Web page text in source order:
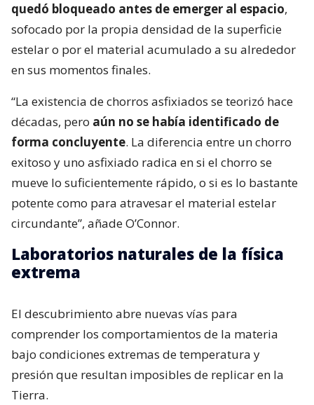
quedó bloqueado antes de emerger al espacio,
sofocado por la propia densidad de la superficie
estelar o por el material acumulado a su alrededor
en sus momentos finales.
“La existencia de chorros asfixiados se teorizó hace
décadas, pero aún no se había identificado de
forma concluyente. La diferencia entre un chorro
exitoso y uno asfixiado radica en si el chorro se
mueve lo suficientemente rápido, o si es lo bastante
potente como para atravesar el material estelar
circundante”, añade O’Connor.
Laboratorios naturales de la física
extrema
El descubrimiento abre nuevas vías para
comprender los comportamientos de la materia
bajo condiciones extremas de temperatura y
presión que resultan imposibles de replicar en la
Tierra.